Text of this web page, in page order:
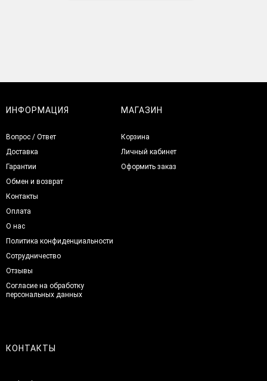
ИНФОРМАЦИЯ
Вопрос / Ответ
Доставка
Гарантии
Обмен и возврат
Контакты
Оплата
О нас
Политика конфиденциальности
Сотрудничество
Отзывы
Согласие на обработку
персональных данных
МАГАЗИН
Корзина
Личный кабинет
Оформить заказ
КОНТАКТЫ